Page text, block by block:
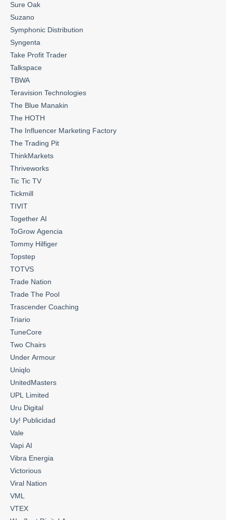
Sure Oak
Suzano
Symphonic Distribution
Syngenta
Take Profit Trader
Talkspace
TBWA
Teravision Technologies
The Blue Manakin
The HOTH
The Influencer Marketing Factory
The Trading Pit
ThinkMarkets
Thriveworks
Tic Tic TV
Tickmill
TIVIT
Together AI
ToGrow Agencia
Tommy Hilfiger
Topstep
TOTVS
Trade Nation
Trade The Pool
Trascender Coaching
Triario
TuneCore
Two Chairs
Under Armour
Uniqlo
UnitedMasters
UPL Limited
Uru Digital
Uy! Publicidad
Vale
Vapi AI
Vibra Energia
Victorious
Viral Nation
VML
VTEX